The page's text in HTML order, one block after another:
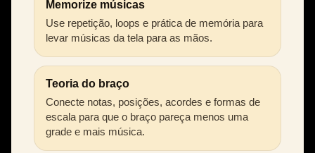
Memorize músicas
Use repetição, loops e prática de memória para
levar músicas da tela para as mãos.
Teoria do braço
Conecte notas, posições, acordes e formas de
escala para que o braço pareça menos uma
grade e mais música.